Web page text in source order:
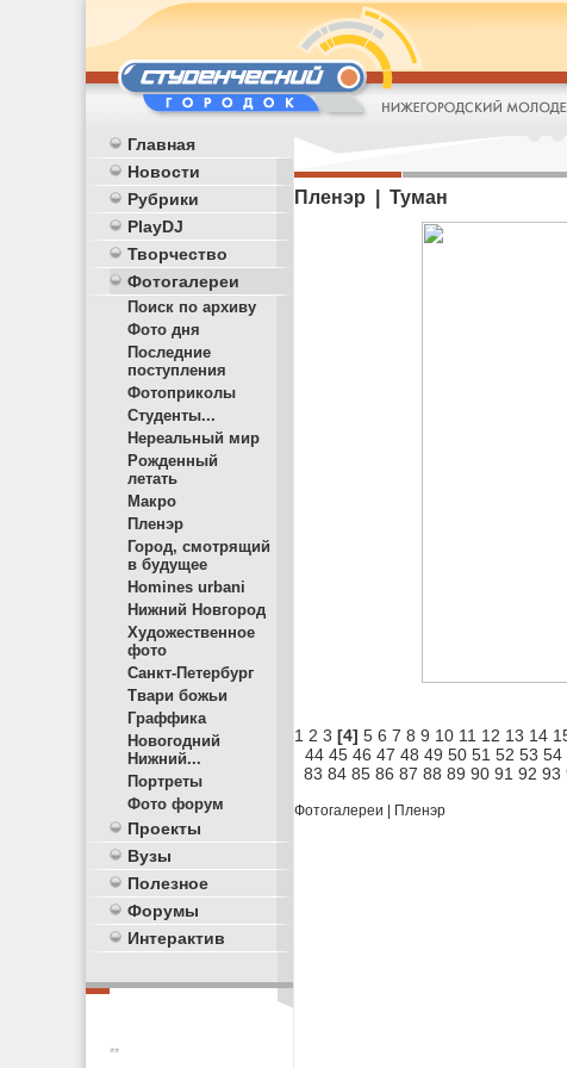
Главная
Новости
Рубрики
PlayDJ
Творчество
Фотогалереи
Поиск по архиву
Фото дня
Последние
поступления
Фотоприколы
Студенты...
Нереальный мир
Рожденный
летать
Макро
Пленэр
Город, смотрящий
в будущее
Homines urbani
Нижний Новгород
Художественное
фото
Санкт-Петербург
Твари божьи
Граффика
Новогодний
Нижний...
Портреты
Фото форум
Проекты
Вузы
Полезное
Форумы
Интерактив
**
Пленэр | Туман
1 2 3 [4] 5 6 7 8 9 10 11 12 13 14
44 45 46 47 48 49 50 51 52 53 54
83 84 85 86 87 88 89 90 91 92 93
Фотогалереи Пленэр